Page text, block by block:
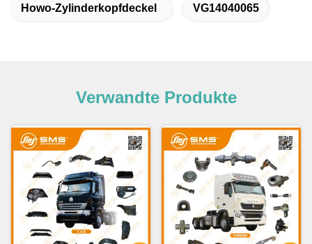
Howo-Zylinderkopfdeckel VG14040065
Verwandte Produkte